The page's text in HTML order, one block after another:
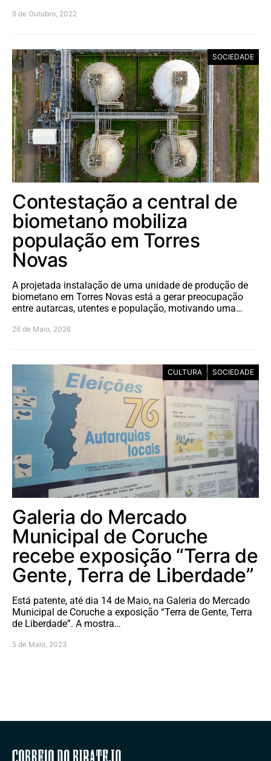
9 de Outubro, 2022
SOCIEDADE
Contestação a central de
biometano mobiliza
população em Torres
Novas
A projetada instalação de uma unidade de produção de
biometano em Torres Novas está a gerar preocupação
entre autarcas, utentes e população, motivando uma…
26 de Maio, 2026
CULTURA SOCIEDADE
Galeria do Mercado
Municipal de Coruche
recebe exposição “Terra de
Gente, Terra de Liberdade”
Está patente, até dia 14 de Maio, na Galeria do Mercado
Municipal de Coruche a exposição “Terra de Gente, Terra
de Liberdade”. A mostra…
5 de Maio, 2023
Correio do Ribatejo